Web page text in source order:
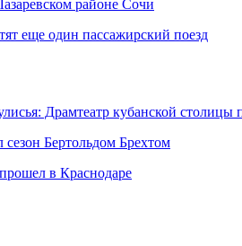
районе Сочи
еще один пассажирский поезд
Драмтеатр кубанской столицы
сезон Бертольдом Брехтом
в Краснодаре